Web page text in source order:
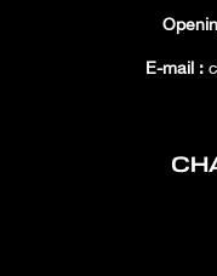
E-mail :